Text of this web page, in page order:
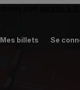
Mes billets Se